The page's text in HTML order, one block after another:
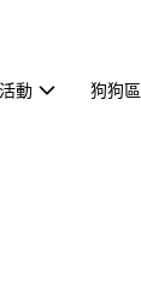
動 狗狗區